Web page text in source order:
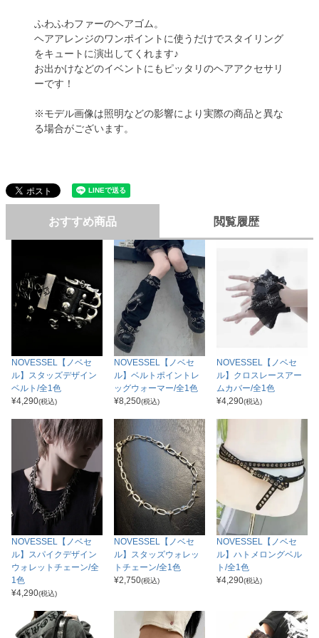
ふわふわファーのヘアゴム。
ヘアアレンジのワンポイントに使うだけでスタイリング
をキュートに演出してくれます♪
お出かけなどのイベントにもピッタリのヘアアクセサリ
ーです！
※モデル画像は照明などの影響により実際の商品と異な
る場合がございます。
おすすめ商品 閲覧履歴
NOVESSEL【ノベセ
ル】スタッズデザイン
ベルト/全1色
¥4,290(税込)
NOVESSEL【ノベセ
ル】ベルトポイントレ
ッグウォーマー/全1色
¥8,250(税込)
NOVESSEL【ノベセ
ル】クロスレースアー
ムカバー/全1色
¥4,290(税込)
NOVESSEL【ノベセ
ル】スパイクデザイン
ウォレットチェーン/全
1色
¥4,290(税込)
NOVESSEL【ノベセ
ル】スタッズウォレッ
トチェーン/全1色
¥2,750(税込)
NOVESSEL【ノベセ
ル】ハトメロングベル
ト/全1色
¥4,290(税込)